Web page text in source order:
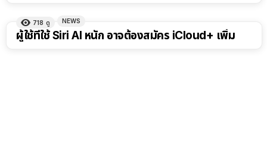
718 ดู NEWS
ผู้ใช้ที่ใช้ Siri AI หนัก อาจต้องสมัคร iCloud+ เพิ่ม